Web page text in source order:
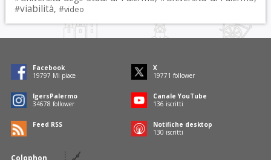
#viabilità, #video
Colophon
Facebook
19797 Mi piace
X
19771 follower
IgersPalermo
34678 follower
Canale YouTube
136 iscritti
Feed RSS
Notifiche desktop
130 iscritti